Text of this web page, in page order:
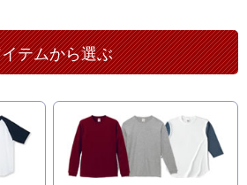
テムから選ぶ